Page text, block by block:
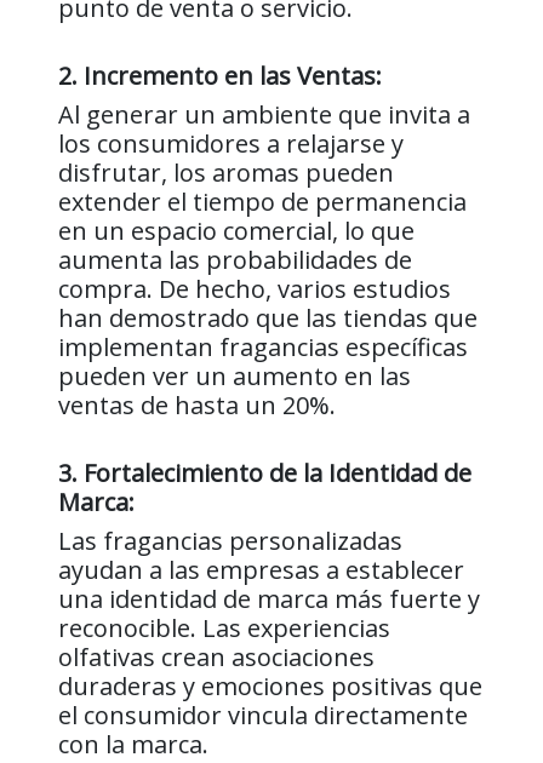
punto de venta o servicio.
2. Incremento en las Ventas:
Al generar un ambiente que invita a
los consumidores a relajarse y
disfrutar, los aromas pueden
extender el tiempo de permanencia
en un espacio comercial, lo que
aumenta las probabilidades de
compra. De hecho, varios estudios
han demostrado que las tiendas que
implementan fragancias específicas
pueden ver un aumento en las
ventas de hasta un 20%.
3. Fortalecimiento de la Identidad de
Marca:
Las fragancias personalizadas
ayudan a las empresas a establecer
una identidad de marca más fuerte y
reconocible. Las experiencias
olfativas crean asociaciones
duraderas y emociones positivas que
el consumidor vincula directamente
con la marca.